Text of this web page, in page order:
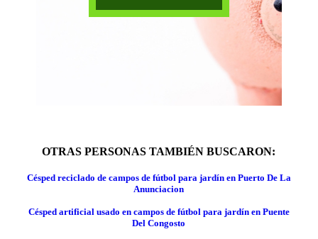
OTRAS PERSONAS TAMBIÉN BUSCARON:
Césped reciclado de campos de fútbol para jardín en Puerto De La
Anunciacion
Césped artificial usado en campos de fútbol para jardín en Puente
Del Congosto